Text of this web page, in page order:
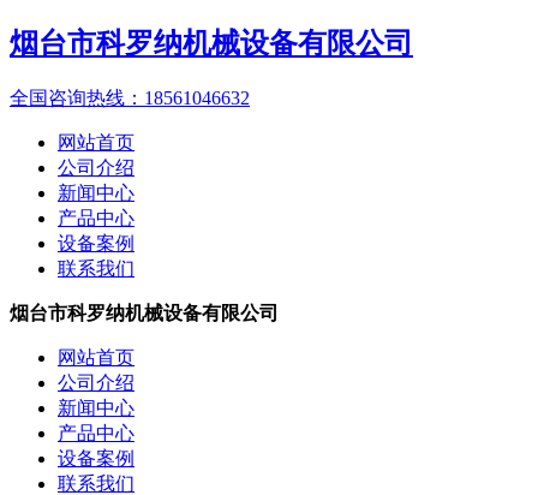
烟台市科罗纳机械设备有限公司
全国咨询热线： 18561046632
网站首页
公司介绍
新闻中心
产品中心
设备案例
联系我们
烟台市科罗纳机械设备有限公司
网站首页
公司介绍
新闻中心
产品中心
设备案例
联系我们